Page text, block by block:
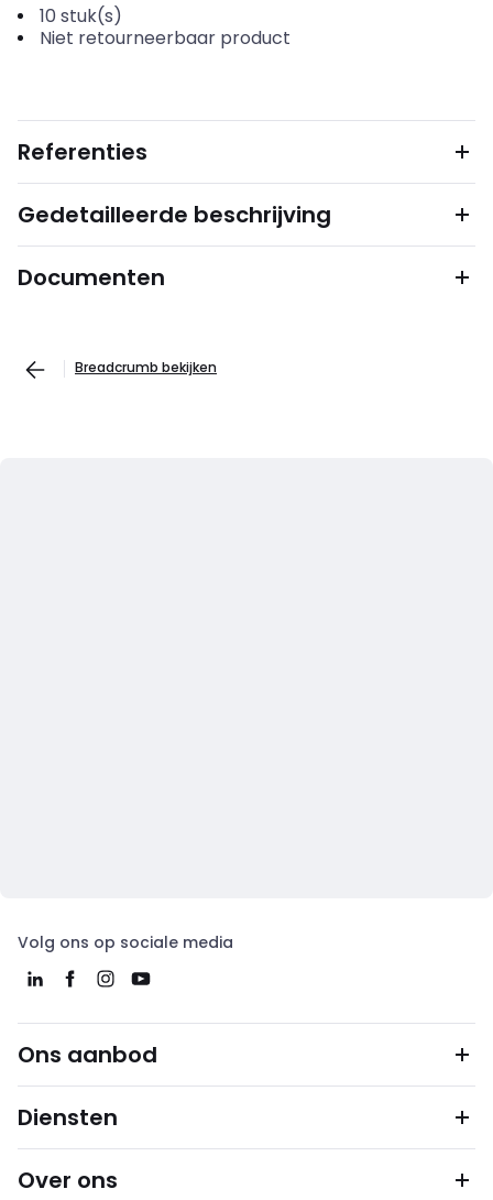
10 stuk(s)
Niet retourneerbaar product
Referenties
Gedetailleerde beschrijving
Documenten
Breadcrumb bekijken
Volg ons op sociale media
Ons aanbod
Diensten
Over ons